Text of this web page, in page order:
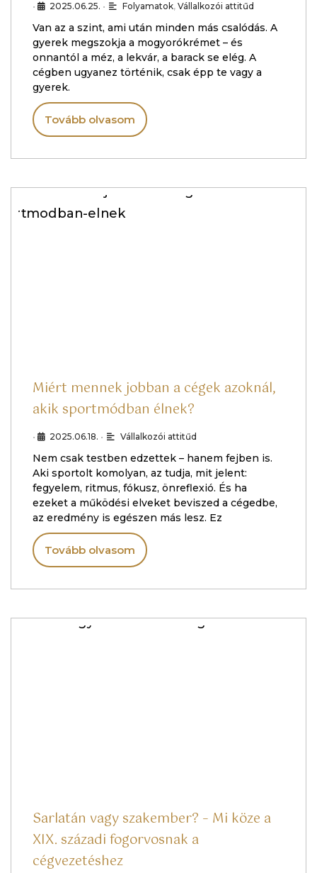
• 2025.06.25. • Folyamatok, Vállalkozói attitűd
Van az a szint, ami után minden más csalódás. A
gyerek megszokja a mogyorókrémet – és
onnantól a méz, a lekvár, a barack se elég. A
cégben ugyanez történik, csak épp te vagy a
gyerek.
Tovább olvasom
Miért mennek jobban a cégek azoknál,
akik sportmódban élnek?
• 2025.06.18. • Vállalkozói attitűd
Nem csak testben edzettek – hanem fejben is.
Aki sportolt komolyan, az tudja, mit jelent:
fegyelem, ritmus, fókusz, önreflexió. És ha
ezeket a működési elveket beviszed a cégedbe,
az eredmény is egészen más lesz. Ez
Tovább olvasom
Sarlatán vagy szakember? – Mi köze a
XIX. századi fogorvosnak a
cégvezetéshez